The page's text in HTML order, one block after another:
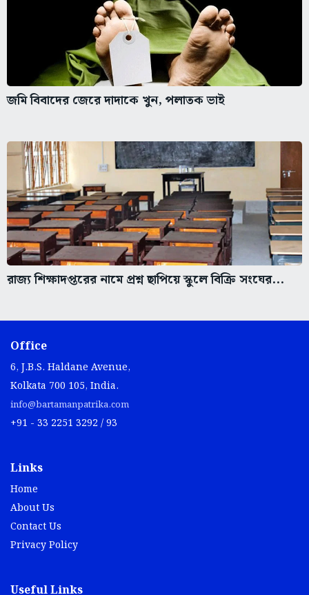
জমি বিবাদের জেরে দাদাকে খুন, পলাতক ভাই
রাজ্য শিক্ষাদপ্তরের নামে প্রশ্ন ছাপিয়ে স্কুলে বিক্রি সংঘের...
Office
6, J.B.S. Haldane Avenue,
Kolkata 700 105, India.
info@bartamanpatrika.com
+91 - 33 2251 3292 / 93
Links
Home
About Us
Contact Us
Privacy Policy
Useful Links